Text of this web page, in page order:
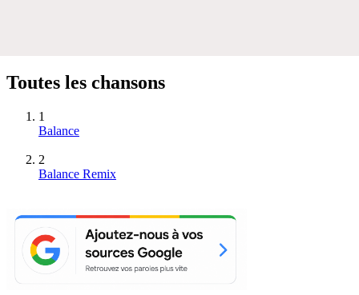
Toutes les chansons
1
Balance
2
Balance Remix